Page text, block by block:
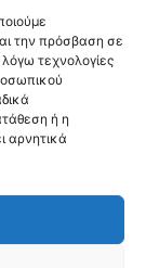
την πρόσβαση σε
τεχνολογίες
ή η
αρνητικά